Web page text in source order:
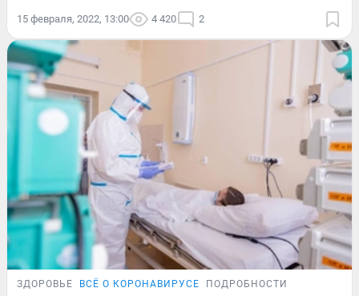
15 февраля, 2022, 13:00 4 420 2
ЗДОРОВЬЕ ВСЁ О КОРОНАВИРУСЕ ПОДРОБНОСТИ